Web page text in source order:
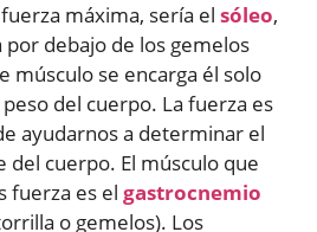
máxima, sería el sóleo,
debajo de los gemelos
músculo se encarga él solo
del cuerpo. La fuerza es
ayudarnos a determinar el
del cuerpo. El músculo que
fuerza es el gastrocnemio
o gemelos). Los